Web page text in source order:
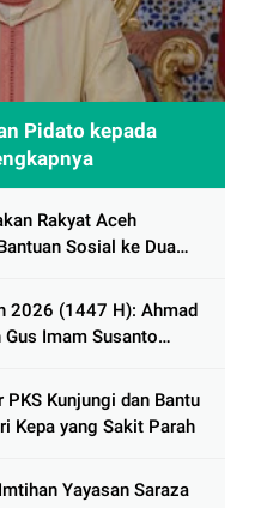
Pidato kepada
Rakyat Aceh
Sosial ke Dua
2026 (1447 H): Ahmad
Gus Imam Susanto
Kunjungi dan Bantu
Kepa yang Sakit Parah
Yayasan Saraza